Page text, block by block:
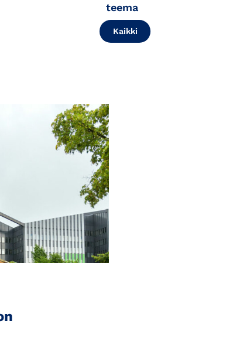
teema
Kaikki